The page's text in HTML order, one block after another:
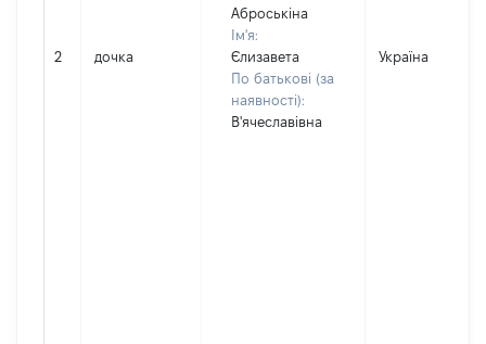
2 дочка
Аброськіна
Ім'я:
Єлизавета
По батькові (за
наявності):
В'ячеславівна
Україна